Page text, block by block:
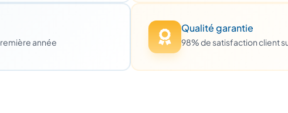
année
Qualité garantie
98% de satisfaction client